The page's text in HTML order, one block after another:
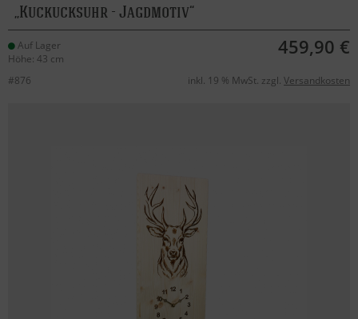
Kuckucksuhr - Jagdmotiv
Auf Lager
Höhe: 43 cm
459,90 €
#876 inkl. 19 % MwSt. zzgl. Versandkosten